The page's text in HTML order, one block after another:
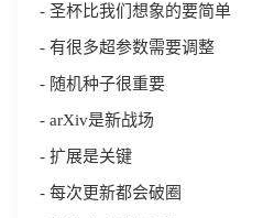
- 圣杯比我们想象的要简单
- 有很多超参数需要调整
- 随机种子很重要
- arXiv是新战场
- 扩展是关键
- 每次更新都会破圈